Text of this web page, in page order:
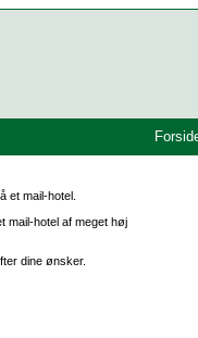
et mail-hotel.
mail-hotel af meget høj
dine ønsker.